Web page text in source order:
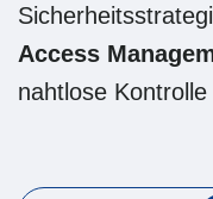
Access
nahtlose